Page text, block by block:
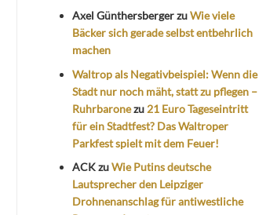
Axel GünthersbergerzuWie viele
Bäcker sich gerade selbst entbehrlich
machen
Waltrop als Negativbeispiel: Wenn die
Stadt nur noch mäht, statt zu pflegen –
Ruhrbaronezu 21 Euro Tageseintritt
für ein Stadtfest? Das Waltroper
Parkfest spielt mit dem Feuer!
ACKzuWie Putins deutsche
Lautsprecher den Leipziger
Drohnenanschlag für antiwestliche